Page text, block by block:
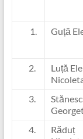
Guță
2.
Luță
3.
4.
Răduț